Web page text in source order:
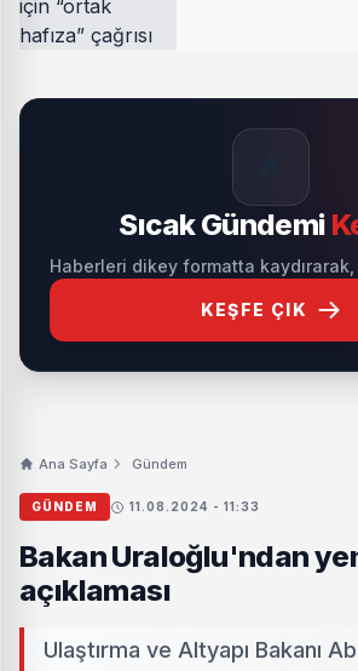
Sıcak Gündemi
Haberleri dikey formatta kaydırarak,
KEŞFE ÇIK
Ana Sayfa Gündem
GÜNDEM 11.08.2024 - 11:33
Bakan Uraloğlu'ndan
açıklaması
Ulaştırma ve Altyapı Bakanı